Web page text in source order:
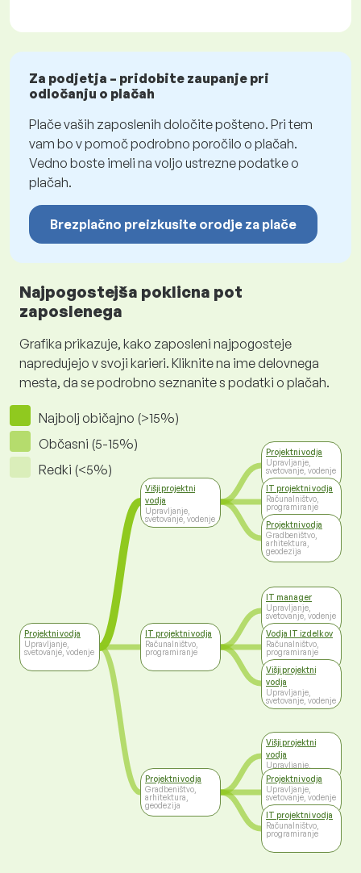
Za podjetja – pridobite zaupanje pri
odločanju o plačah
Plače vaših zaposlenih določite pošteno. Pri tem
vam bo v pomoč podrobno poročilo o plačah.
Vedno boste imeli na voljo ustrezne podatke o
plačah.
Brezplačno preizkusite orodje za plače
Najpogostejša poklicna pot
zaposlenega
Grafika prikazuje, kako zaposleni najpogosteje
napredujejo v svoji karieri. Kliknite na ime delovnega
mesta, da se podrobno seznanite s podatki o plačah.
Najbolj običajno (>15%)
Občasni (5-15%)
Redki (<5%)
Projektni vodja
Upravljanje,
svetovanje, vodenje
Višji projektni
vodja
Upravljanje,
svetovanje, vodenje
IT projektni vodja
Računalništvo,
programiranje
Projektni vodja
Gradbeništvo,
arhitektura,
geodezija
Projektni vodja
Upravljanje,
svetovanje, vodenje
IT projektni vodja
Računalništvo,
programiranje
Projektni vodja
Gradbeništvo,
arhitektura,
geodezija
IT manager
Upravljanje,
svetovanje, vodenje
Vodja IT izdelkov
Računalništvo,
programiranje
Višji projektni
vodja
Upravljanje,
svetovanje, vodenje
Višji projektni
vodja
Upravljanje,
svetovanje, vodenje
Projektni vodja
Upravljanje,
svetovanje, vodenje
IT projektni vodja
Računalništvo,
programiranje